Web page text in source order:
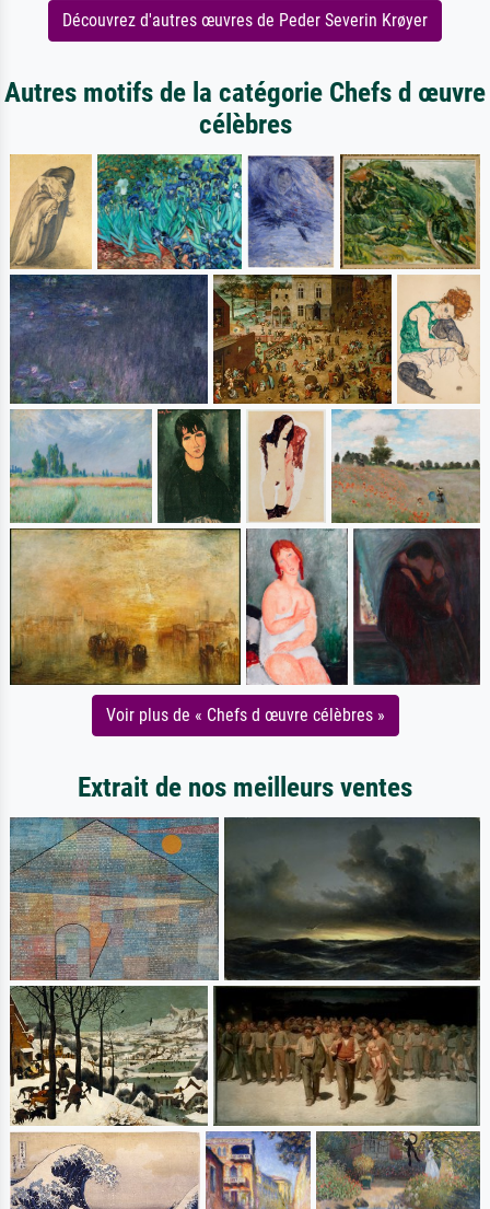
Découvrez d'autres œuvres de Peder Severin Krøyer
Autres motifs de la catégorie Chefs d œuvre
célèbres
Voir plus de « Chefs d œuvre célèbres »
Extrait de nos meilleurs ventes